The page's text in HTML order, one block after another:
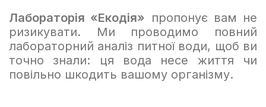
Лабораторія «Екодія» пропонує вам не
ризикувати. Ми проводимо повний
лабораторний аналіз питної води, щоб ви
точно знали: ця вода несе життя чи
повільно шкодить вашому організму.